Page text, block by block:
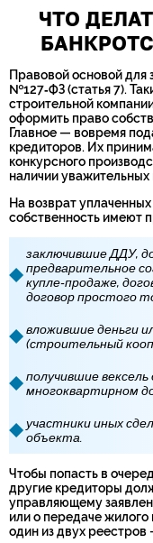
ЧТО
Правовой основой для
№127‑ФЗ (статья 7).
строительной
оформить право
Главное — вовремя
кредиторов. Их
конкурсного
наличии уважительных
На возврат
собственность имеют
заключившие ДДУ,
предварительное
купле‑продаже,
договор простого
вложившие деньги
(строительный
получившие
многоквартирном
участники иных
объекта.
Чтобы попасть в
другие кредиторы
управляющему
или о передаче жилого
один из двух